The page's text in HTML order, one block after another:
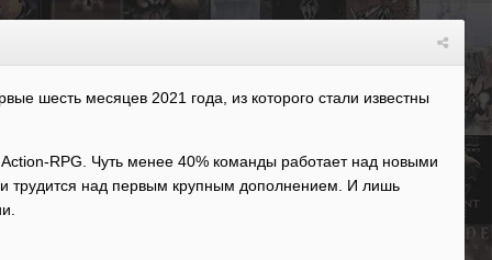
шесть месяцев 2021 года, из которого стали известны
RPG. Чуть менее 40% команды работает над новыми
трудится над первым крупным дополнением. И лишь